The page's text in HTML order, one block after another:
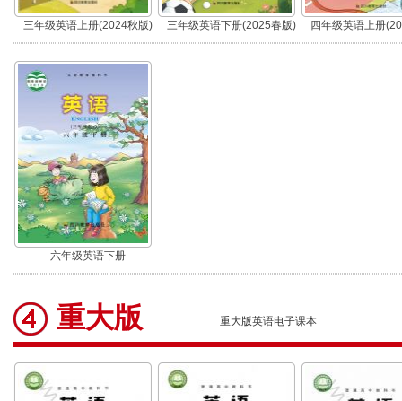
三年级英语上册(2024秋版) 三年级英语下册(2025春版) 四年级英语上册
六年级英语下册
重大版 重大版英语电子课本